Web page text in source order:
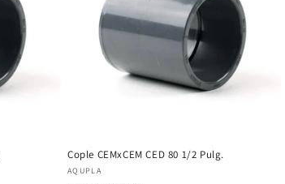
Cople CEMxCEM CED 80 1/2 Pulg.
Proveedor:
AQUPLA